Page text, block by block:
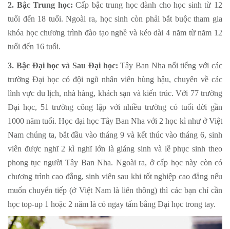
2. Bậc Trung học: Cấp bậc trung học dành cho học sinh từ 12
tuổi đến 18 tuổi. Ngoài ra, học sinh còn phải bắt buộc tham gia
khóa học chương trình đào tạo nghề và kéo dài 4 năm từ năm 12
tuổi đến 16 tuổi.
3. Bậc Đại học và Sau Đại học: Tây Ban Nha nổi tiếng với các
trường Đại học có đội ngũ nhân viên hùng hậu, chuyên về các
lĩnh vực du lịch, nhà hàng, khách sạn và kiến trúc. Với 77 trường
Đại học, 51 trường công lập với nhiều trường có tuổi đời gần
1000 năm tuổi. Học đại học Tây Ban Nha với 2 học kì như ở Việt
Nam chúng ta, bắt đầu vào tháng 9 và kết thúc vào tháng 6, sinh
viên được nghĩ 2 kì nghĩ lớn là giáng sinh và lễ phục sinh theo
phong tục người Tây Ban Nha. Ngoài ra, ở cấp học này còn có
chương trình cao đẳng, sinh viên sau khi tốt nghiệp cao đẳng nếu
muốn chuyển tiếp (ở Việt Nam là liên thông) thì các bạn chỉ cần
học top-up 1 hoặc 2 năm là có ngay tấm bằng Đại học trong tay.